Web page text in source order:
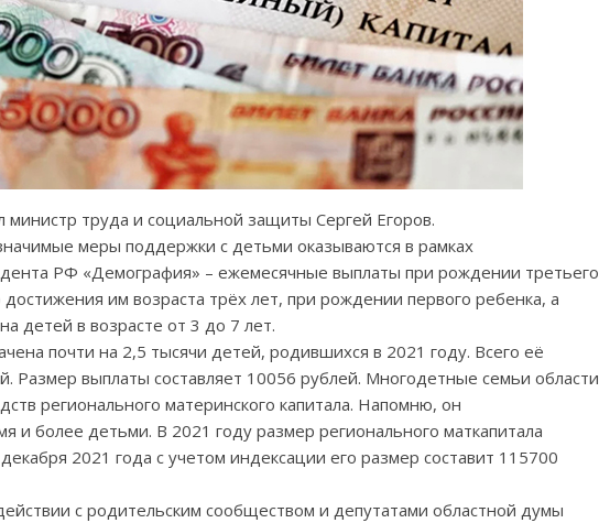
министр труда и социальной защиты Сергей Егоров.
меры поддержки с детьми оказываются в рамках
РФ «Демография» – ежемесячные выплаты при рождении третьего
им возраста трёх лет, при рождении первого ребенка, а
детей в возрасте от 3 до 7 лет.
почти на 2,5 тысячи детей, родившихся в 2021 году. Всего её
Размер выплаты составляет 10056 рублей. Многодетные семьи области
регионального материнского капитала. Напомню, он
и более детьми. В 2021 году размер регионального маткапитала
2021 года с учетом индексации его размер составит 115700
с родительским сообществом и депутатами областной думы